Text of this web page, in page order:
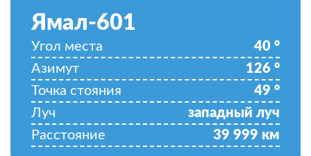
Ямал-601
Угол места 40 °
Азимут
126 °
Точка стояния
49 °
Луч
западный луч
Расстояние
39 999 км